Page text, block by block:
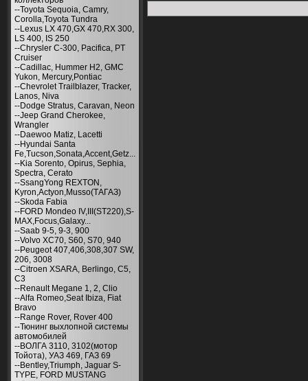
--Toyota Sequoia, Camry,
Corolla,Toyota Tundra
--Lexus LX 470,GX 470,RX 300,
LS 400, IS 250
--Chrysler С-300, Pacifica, PT
Cruiser
--Cadillac, Hummer H2, GMC
Yukon, Mercury,Pontiac
--Chevrolet Trailblazer, Tracker,
Lanos, Niva
--Dodge Stratus, Caravan, Neon
--Jeep Grand Cherokee,
Wrangler
--Daewoo Matiz, Lacetti
--Hyundai Santa
Fe,Tucson,Sonata,Accent,Getz...
--Kia Sorento, Opirus, Sephia,
Spectra, Cerato
--SsangYong REXTON,
Kyron,Actyon,Musso(ТАГАЗ)
--Skoda Fabia
--FORD Mondeo IV,III(ST220),S-
MAX,Focus,Galaxy...
--Saab 9-5, 9-3, 900
--Volvo XC70, S60, S70, 940
--Peugeot 407,406,308,307 SW,
206, 3008
--Citroen XSARA, Berlingo, С5,
С3
--Renault Megane 1, 2, Clio
--Alfa Romeo,Seat Ibiza, Fiat
Bravo
--Range Rover, Rover 400
--Тюнинг выхлопной системы
автомобилей
--ВОЛГА 3110, 3102(мотор
Тойота), УАЗ 469, ГАЗ 69
--Bentley,Triumph, Jaguar S-
TYPE, FORD MUSTANG